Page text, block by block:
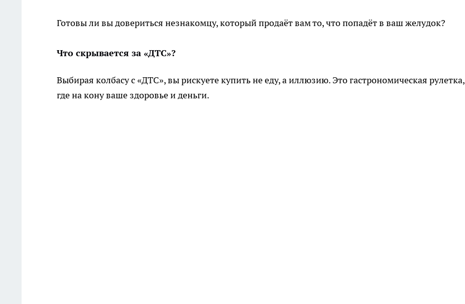
Готовы ли вы довериться незнакомцу, который продаёт вам то, что попадёт в ваш желудок?
Что скрывается за «ДТС»?
Выбирая колбасу с «ДТС», вы рискуете купить не еду, а иллюзию. Это гастрономическая рулетка,
где на кону ваше здоровье и деньги.